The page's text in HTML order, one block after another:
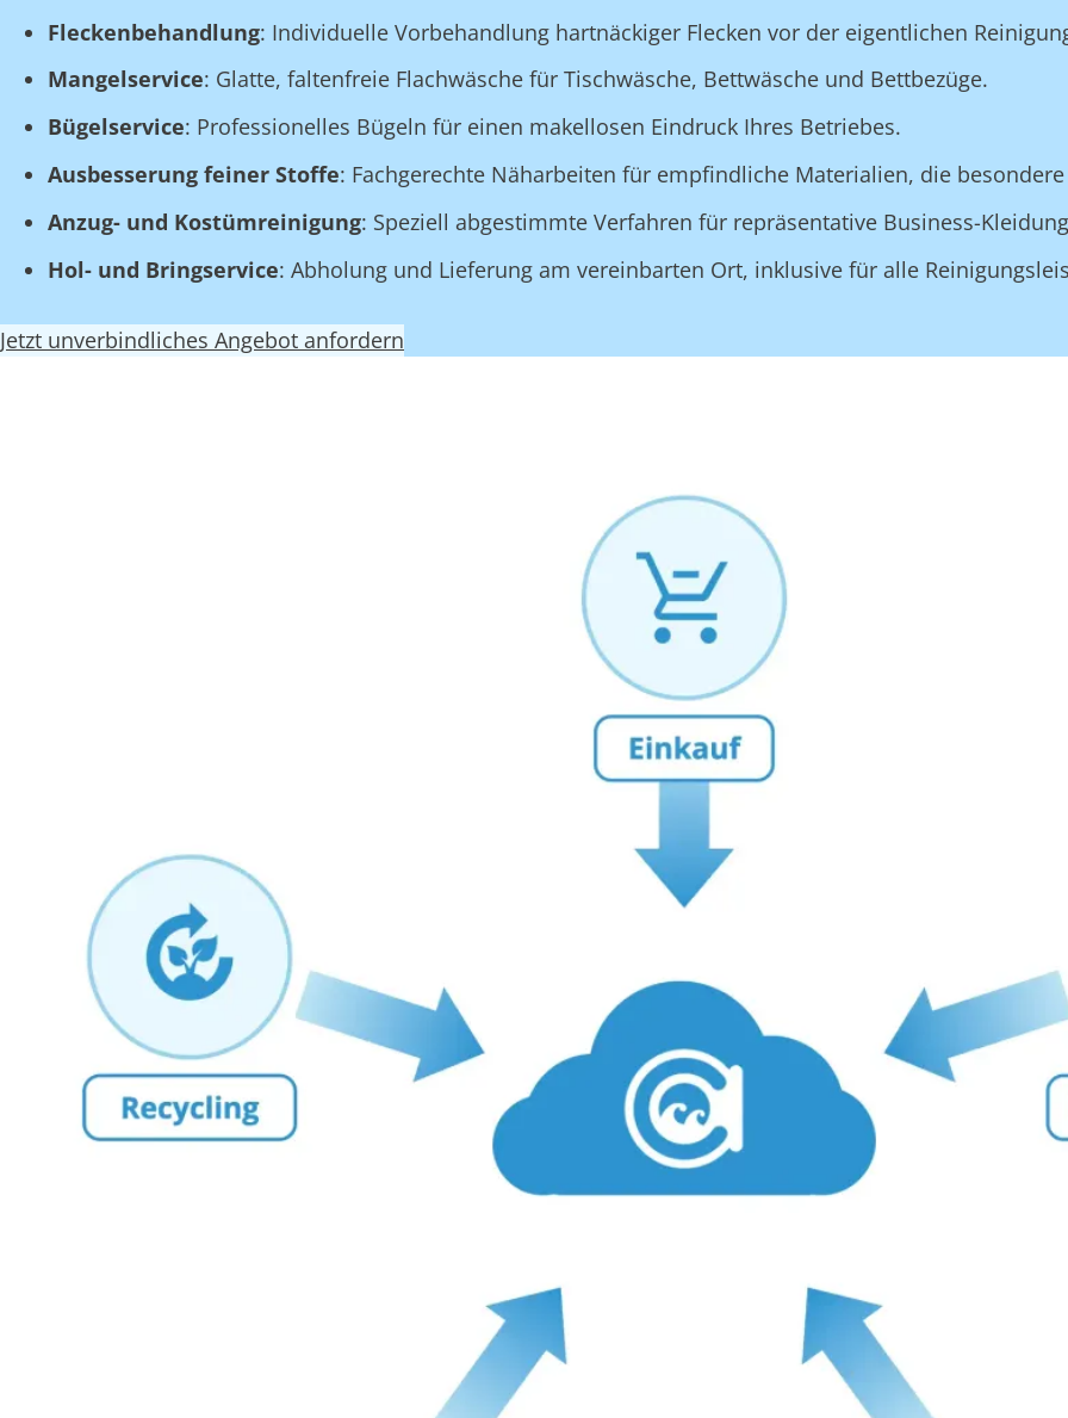
Fleckenbehandlung: Individuelle Vorbehandlung hartnäckiger Flecken vor der eigentlichen
Mangelservice: Glatte, faltenfreie Flachwäsche für Tischwäsche, Bettwäsche und Bettbezüge.
Bügelservice: Professionelles Bügeln für einen makellosen Eindruck Ihres Betriebes.
Ausbesserung feiner Stoffe: Fachgerechte Näharbeiten für empfindliche Materialien, die
Anzug- und Kostümreinigung: Speziell abgestimmte Verfahren für repräsentative Business-
Hol- und Bringservice: Abholung und Lieferung am vereinbarten Ort, inklusive für alle
Jetzt unverbindliches Angebot anfordern